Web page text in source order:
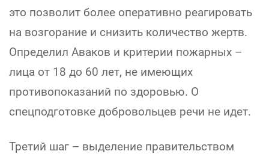
это позволит более оперативно реагировать
на возгорание и снизить количество жертв.
Определил Аваков и критерии пожарных –
лица от 18 до 60 лет, не имеющих
противопоказаний по здоровью. О
спецподготовке добровольцев речи не идет.
Третий шаг – выделение правительством